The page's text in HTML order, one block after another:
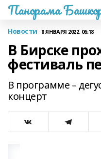
Панорама
Новости 8 ЯНВАРЯ 2022, 06:18
В Бирске
фестиваль
В программе –
концерт